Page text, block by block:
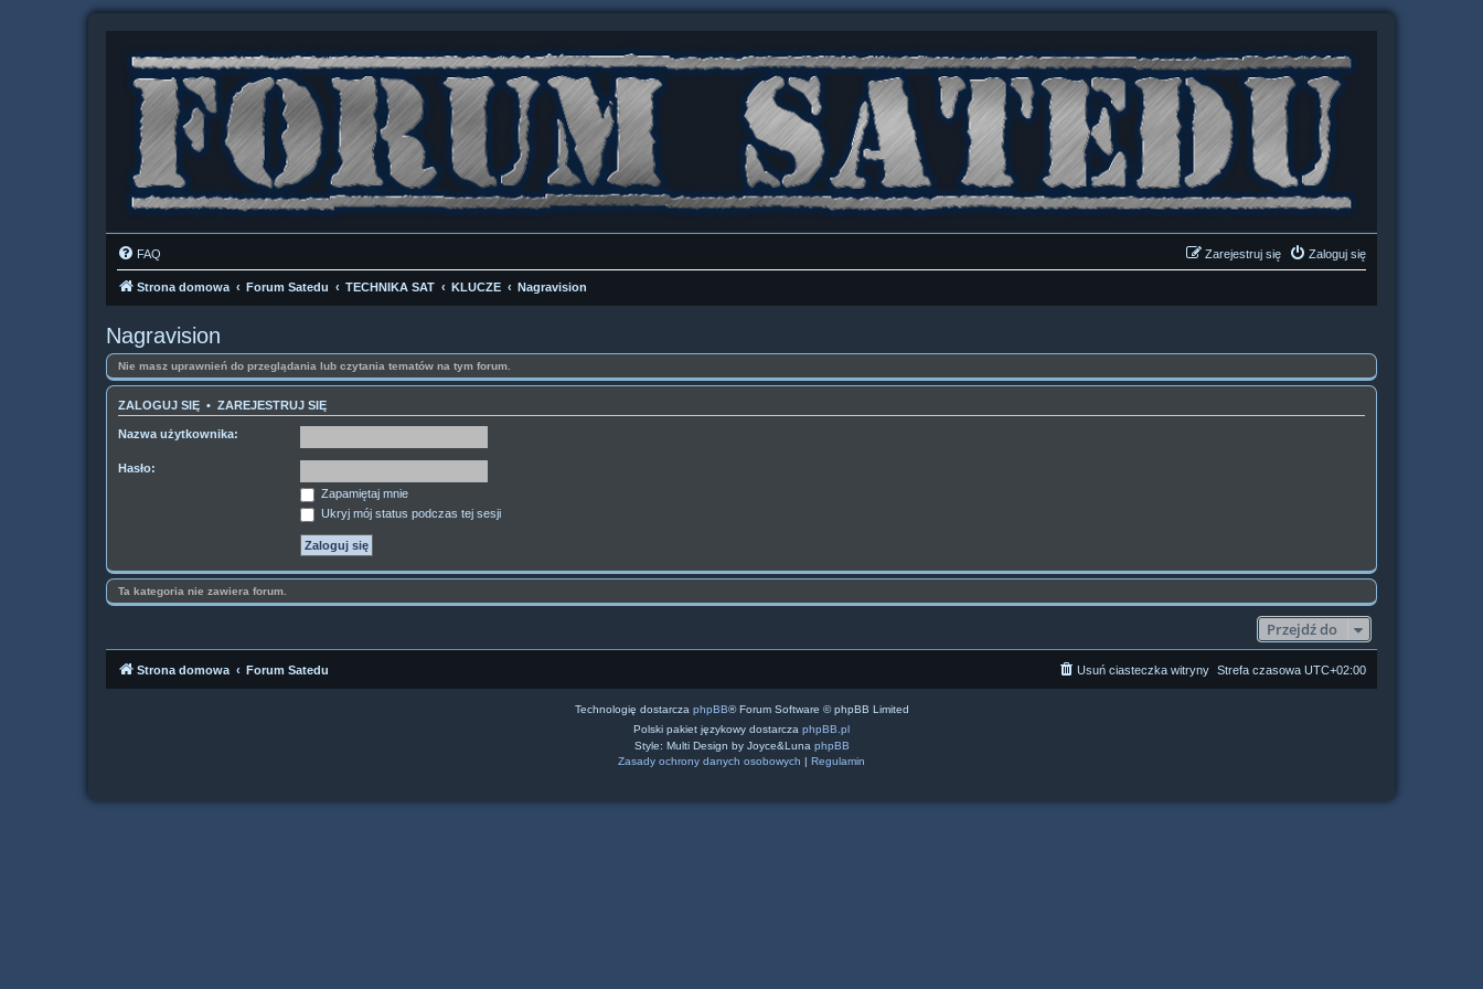
FAQ Zaloguj się
Zarejestruj się
Strona domowa Forum Satedu TECHNIKA SAT KLUCZE Nagravision
Nagravision
Nie masz uprawnień do przeglądania lub czytania tematów na tym forum.
ZALOGUJ SIĘ • ZAREJESTRUJ SIĘ
Nazwa użytkownika:
Hasło:
Zapamiętaj mnie
Ukryj mój status podczas tej sesji
Ta kategoria nie zawiera forum.
Przejdź do
Strona domowa Forum Satedu Strefa czasowa UTC+02:00
Usuń ciasteczka witryny
Technologię dostarcza phpBB® Forum Software © phpBB Limited
Polski pakiet językowy dostarcza phpBB.pl
Style: Multi Design by Joyce&Luna phpBB
Zasady ochrony danych osobowych | Regulamin